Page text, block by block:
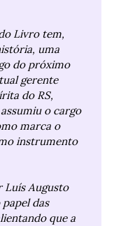
Livro tem,
uma
do próximo
gerente
do RS,
o cargo
marca o
instrumento
Luís Augusto
das
que a